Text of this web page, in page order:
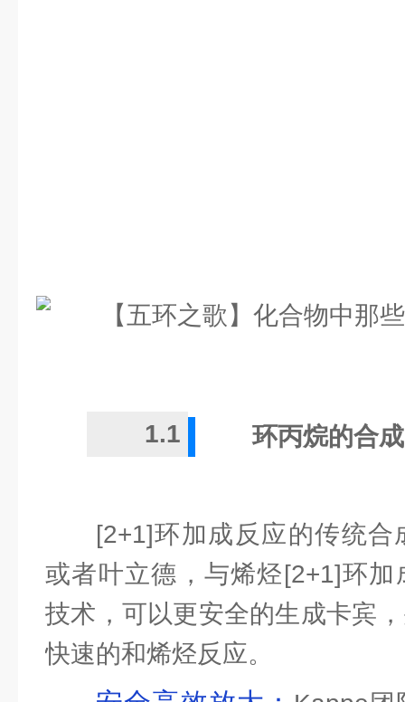
1.1 环丙烷的合成
[2+1]环加成反应的传统
或者叶立德，与烯烃[2+1]环
技术，可以更安全的生成卡宾
快速的和烯烃反应。